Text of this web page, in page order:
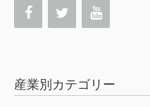
産業別カテゴリー